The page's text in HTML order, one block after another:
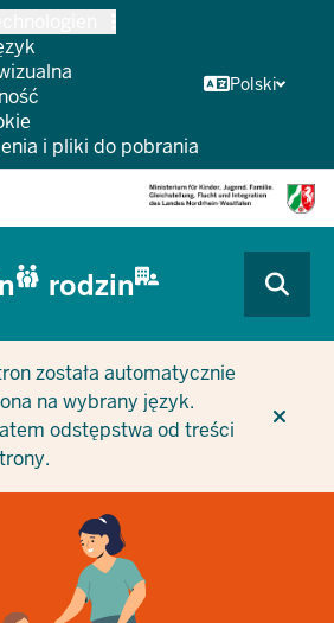
i pliki do pobrania
Polski
DLA FIRM/GMIN
DLA RODZIN
rodzin
została automatycznie
na wybrany język.
odstępstwa od treści